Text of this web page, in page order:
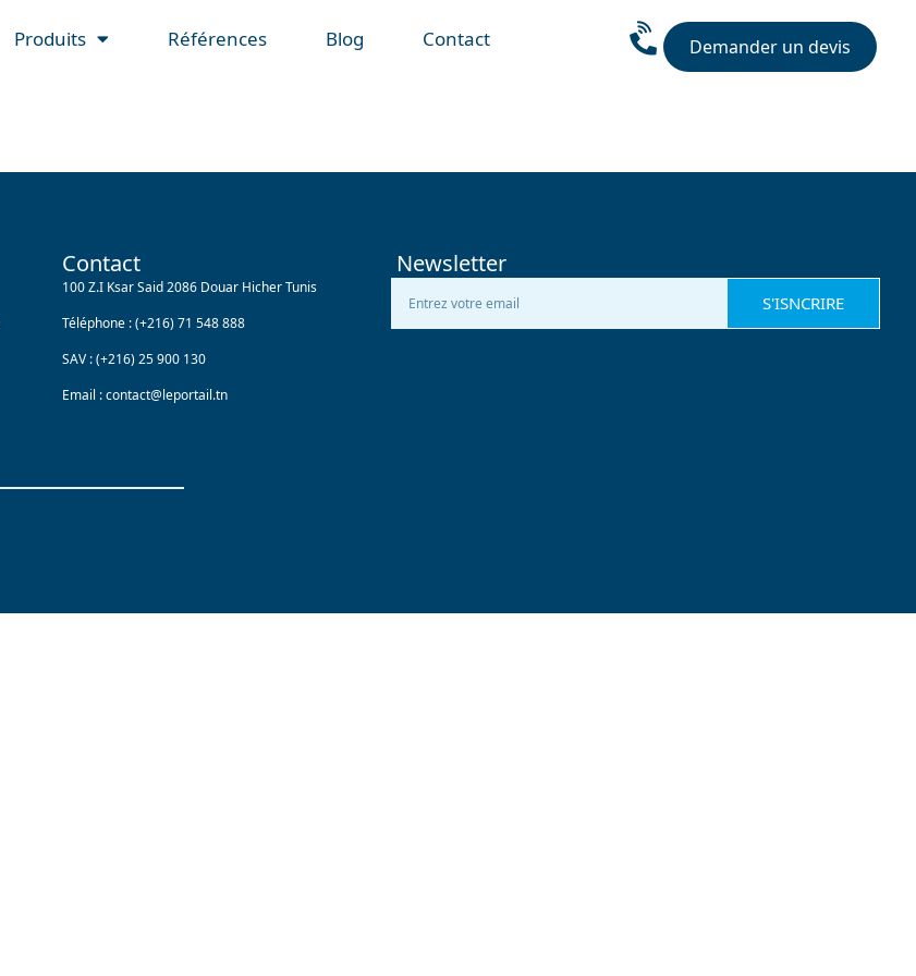
Produits Références Blog Contact Demander un devis
Contact
100 Z.I Ksar Said 2086 Douar Hicher Tunis
Téléphone :(+216) 71 548 888
SAV :(+216) 25 900 130
Email :contact@leportail.tn
Newsletter
S'ISNCRIRE